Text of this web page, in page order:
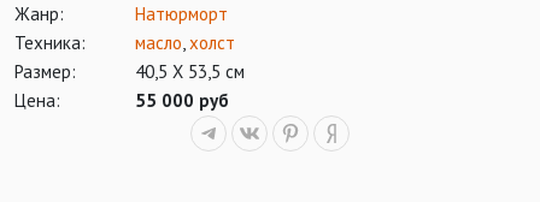
Жанр:
Натюрморт
Техника:
масло холст
Размер:
40,5 Х 53,5 см
Цена:
55 000 руб